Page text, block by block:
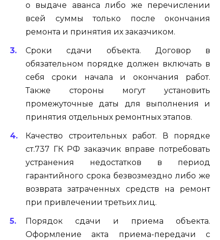
о выдаче аванса либо же перечислении
всей суммы только после окончания
ремонта и принятия их заказчиком.
Сроки сдачи объекта. Договор в
обязательном порядке должен включать в
себя сроки начала и окончания работ.
Также стороны могут установить
промежуточные даты для выполнения и
принятия отдельных ремонтных этапов.
Качество строительных работ. В порядке
ст.737 ГК РФ заказчик вправе потребовать
устранения недостатков в период
гарантийного срока безвозмездно либо же
возврата затраченных средств на ремонт
при привлечении третьих лиц.
Порядок сдачи и приема объекта.
Оформление акта приема-передачи с